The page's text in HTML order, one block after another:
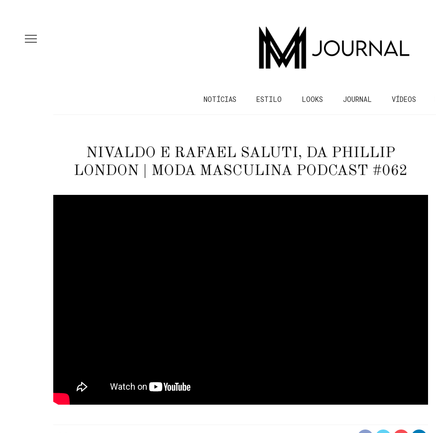
NOTÍCIAS ESTILO LOOKS JOURNAL VÍDEOS
NIVALDO E RAFAEL SALUTI, DA PHILLIP
LONDON | MODA MASCULINA PODCAST #062